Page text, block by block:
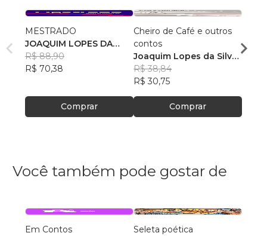
MESTRADO
JOAQUIM LOPES DA
SILVA NETO
R$ 88,90
R$ 70,38
Comprar
Cheiro de Café e outros
contos
Joaquim Lopes da Silva
Neto
R$ 38,84
R$ 30,75
Comprar
Neto
R$
Você também pode gostar de
Em Contos
Seleta poética